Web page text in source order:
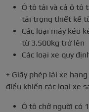
Ô tô tải và cả ô tô
tải trọng thiết kế
Các loại máy kéo
từ 3.500kg trở lên
Các loại xe quy
+ Giấy phép lái xe
điều khiển các loại xe
Ô tô chở người có